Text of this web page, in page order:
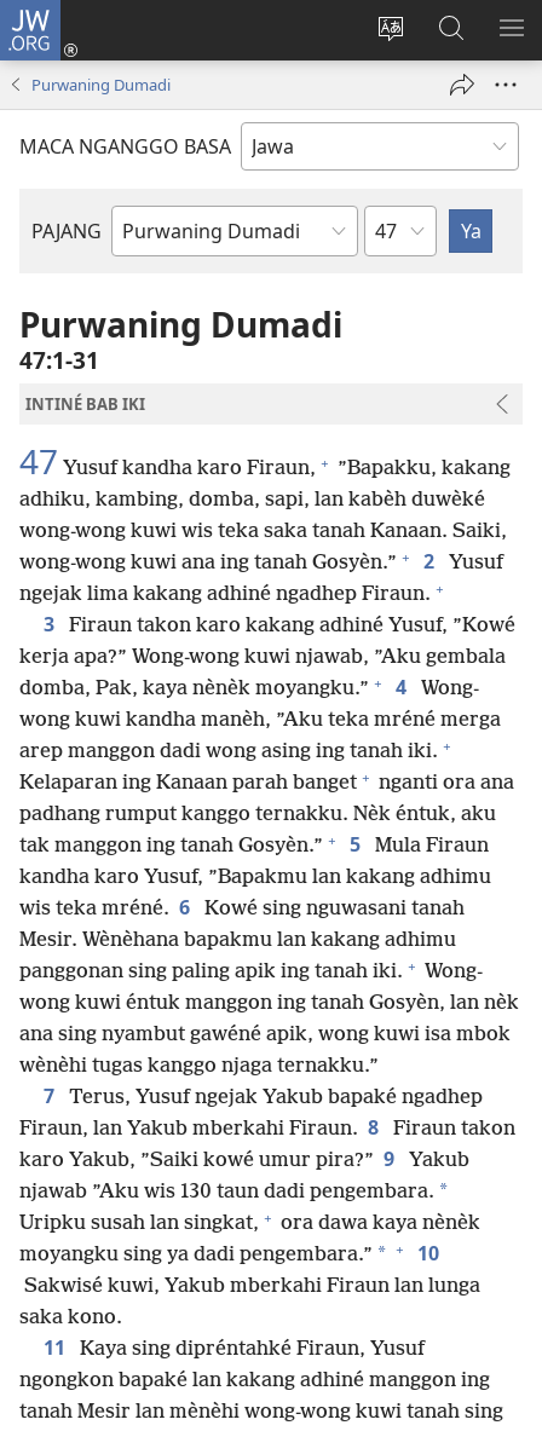
JW.ORG
Ganti
Mlebu
(opens
Golèk
JW.ORG
Purwaning Dumadi
MACA NGANGGO BASA
PAJANG
Buku
Bab
Purwaning Dumadi
47:1-31
INTINÉ BAB IKI
47 Yusuf kandha karo Firaun, + ”Bapakku, kakang
adhiku, kambing, domba, sapi, lan kabèh duwèké
wong-wong kuwi wis teka saka tanah Kanaan. Saiki,
wong-wong kuwi ana ing tanah Gosyèn.” + 2
Yusuf
ngejak lima kakang adhiné ngadhep Firaun. +
3
Firaun takon karo kakang adhiné Yusuf, ”Kowé
kerja apa?” Wong-wong kuwi njawab, ”Aku gembala
domba, Pak, kaya nènèk moyangku.” + 4
Wong-
wong kuwi kandha manèh, ”Aku teka mréné merga
arep manggon dadi wong asing ing tanah iki. +
Kelaparan ing Kanaan parah banget + nganti ora ana
padhang rumput kanggo ternakku. Nèk éntuk, aku
tak manggon ing tanah Gosyèn.” + 5
Mula Firaun
kandha karo Yusuf, ”Bapakmu lan kakang adhimu
wis teka mréné. 6
Kowé sing nguwasani tanah
Mesir. Wènèhana bapakmu lan kakang adhimu
panggonan sing paling apik ing tanah iki. + Wong-
wong kuwi éntuk manggon ing tanah Gosyèn, lan nèk
ana sing nyambut gawéné apik, wong kuwi isa mbok
wènèhi tugas kanggo njaga ternakku.”
7
Terus, Yusuf ngejak Yakub bapaké ngadhep
Firaun, lan Yakub mberkahi Firaun. 8
Firaun takon
karo Yakub, ”Saiki kowé umur pira?” 9
Yakub
njawab ”Aku wis 130 taun dadi pengembara. *
Uripku susah lan singkat, + ora dawa kaya nènèk
moyangku sing ya dadi pengembara.” * + 10
Sakwisé kuwi, Yakub mberkahi Firaun lan lunga
saka kono.
11
Kaya sing dipréntahké Firaun, Yusuf
ngongkon bapaké lan kakang adhiné manggon ing
tanah Mesir lan mènèhi wong-wong kuwi tanah sing